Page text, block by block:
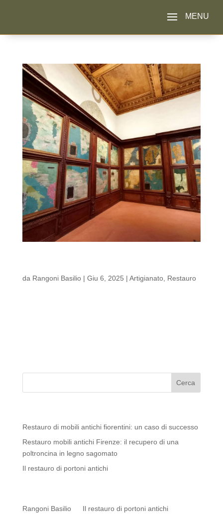
da Rangoni Basilio| Giu 6, 2025 | Artigianato, Restauro
Restauro di mobili antichi fiorentini: un caso di successo
Restauro mobili antichi Firenze: il recupero di una
poltroncina in legno sagomato
Il restauro di portoni antichi
Rangoni Basiliosu Il restauro di portoni antichi